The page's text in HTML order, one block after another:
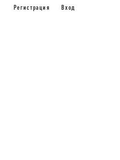
Регистрация Вход